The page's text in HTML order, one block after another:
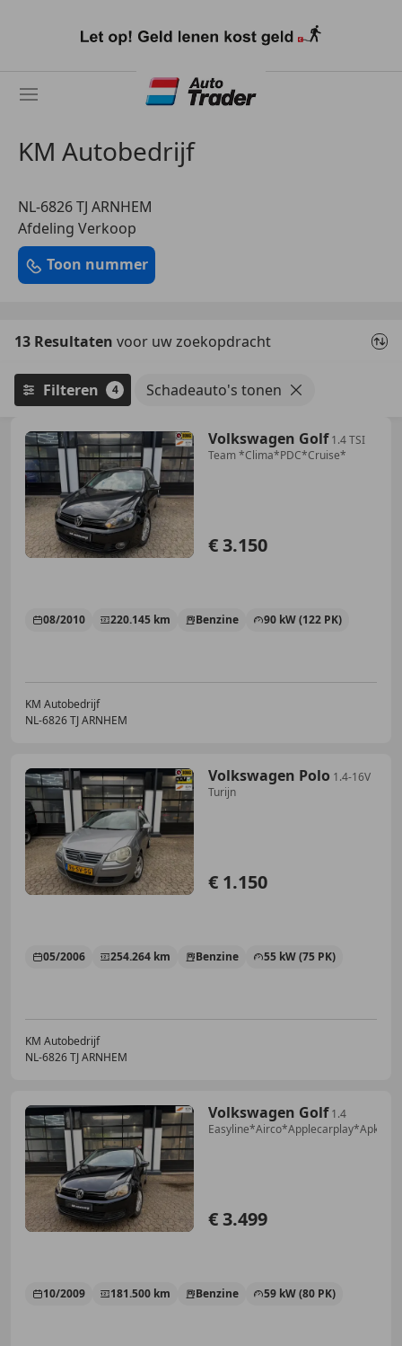
naar
KM Autobedrijf
NL-6826 TJ ARNHEM
Afdeling Verkoop
Toon nummer
13 Resultaten voor uw zoekopdracht
Filteren 4 Schadeauto's tonen
Volkswagen Golf 1.4 TSI
Team *Clima*PDC*Cruise*
€ 3.150
08/2010 220.145 km Benzine 90 kW (122 PK)
KM Autobedrijf
NL-6826 TJ ARNHEM
Volkswagen Polo 1.4-16V
Turijn
€ 1.150
05/2006 254.264 km Benzine 55 kW (75 PK)
KM Autobedrijf
NL-6826 TJ ARNHEM
Volkswagen Golf 1.4
Easyline*Airco*Applecarplay*Apk*
€ 3.499
10/2009 181.500 km Benzine 59 kW (80 PK)